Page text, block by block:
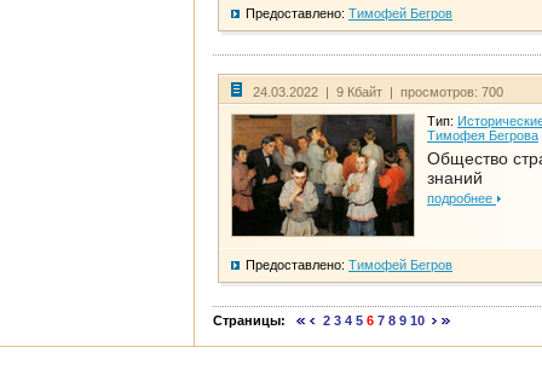
Предоставлено: Тимофей Бегров
24.03.2022 | 9 Кбайт | просмотров: 700
Тип:
Тимофея Бегрова
Общество
знаний
подробнее
Предоставлено: Тимофей Бегров
Страницы: 2 3 4 5 6 7 8 9 10